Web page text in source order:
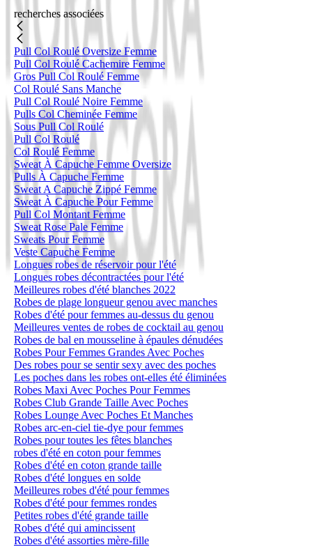
recherches associées
Pull Col Roulé Oversize Femme
Pull Col Roulé Cachemire Femme
Gros Pull Col Roulé Femme
Col Roulé Sans Manche
Pull Col Roulé Noire Femme
Pulls Col Cheminée Femme
Sous Pull Col Roulé
Pull Col Roulé
Col Roulé Femme
Sweat À Capuche Femme Oversize
Pulls À Capuche Femme
Sweat A Capuche Zippé Femme
Sweat À Capuche Pour Femme
Pull Col Montant Femme
Sweat Rose Pale Femme
Sweats Pour Femme
Veste Capuche Femme
Longues robes de réservoir pour l'été
Longues robes décontractées pour l'été
Meilleures robes d'été blanches 2022
Robes de plage longueur genou avec manches
Robes d'été pour femmes au-dessus du genou
Meilleures ventes de robes de cocktail au genou
Robes de bal en mousseline à épaules dénudées
Robes Pour Femmes Grandes Avec Poches
Des robes pour se sentir sexy avec des poches
Les poches dans les robes ont-elles été éliminées
Robes Maxi Avec Poches Pour Femmes
Robes Club Grande Taille Avec Poches
Robes Lounge Avec Poches Et Manches
Robes arc-en-ciel tie-dye pour femmes
Robes pour toutes les fêtes blanches
robes d'été en coton pour femmes
Robes d'été en coton grande taille
Robes d'été longues en solde
Meilleures robes d'été pour femmes
Robes d'été pour femmes rondes
Petites robes d'été grande taille
Robes d'été qui amincissent
Robes d'été assorties mère-fille